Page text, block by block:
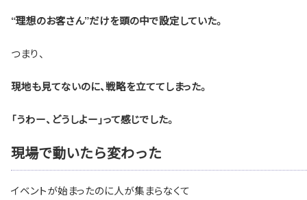
“理想のお客さん”だけを頭の中で設定していた。
つまり、
現地も見てないのに、戦略を立ててしまった。
「うわー、どうしよー」って感じでした。
現場で動いたら変わった
イベントが始まったのに人が集まらなくて